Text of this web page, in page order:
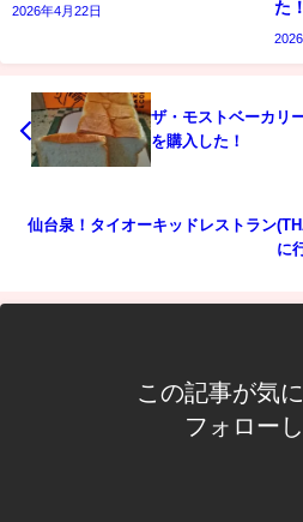
2026年4月22日
た！
ザ・モストベーカリ
を購入した！
仙台泉！タイオーキッドレストラン
に
この記事が気
フォロー